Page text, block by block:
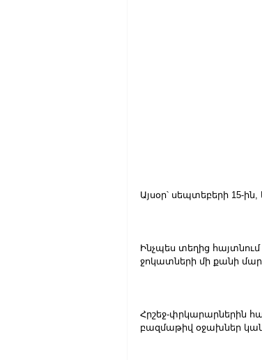
Այսօր՝ սեպտեբերի 15-
Ինչպես տեղից հայտնում
ջոկատների մի քանի
Հրշեջ-փրկարարներին
բազմաթիվ օջախներ